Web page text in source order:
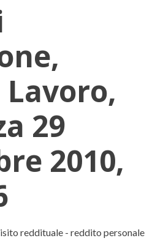
Lavoro,
29
2010,
Sezione
reddituale - reddito personale